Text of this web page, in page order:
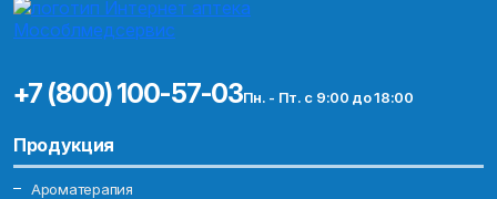
+7 (800) 100-57-03Пн. - Пт. с 9:00 до 18:00
Продукция
Ароматерапия